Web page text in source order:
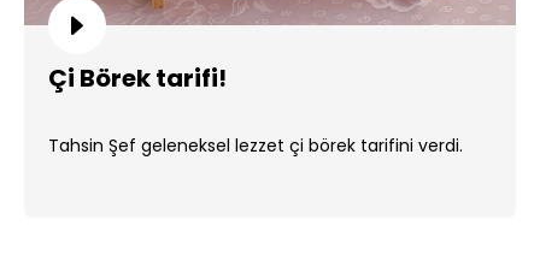
Çi Börek tarifi!
Tahsin Şef geleneksel lezzet çi börek tarifini verdi.